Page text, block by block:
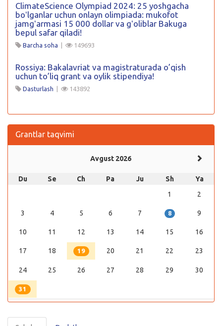
ClimateScience Olympiad 2024: 25 yoshgacha
boʻlganlar uchun onlayn olimpiada: mukofot
jamgʻarmasi 15 000 dollar va gʻoliblar Bakuga
bepul safar qiladi!
Barcha soha | 149693
Rossiya: Bakalavriat va magistraturada o’qish
uchun to’liq grant va oylik stipendiya!
Dasturlash | 143892
Grantlar taqvimi
Avgust 2026
Du Se Ch Pa Ju Sh
Ya
1
2
3 4 5 6 7 8 9
10 11 12 13 14 15 16
17 18 19 20 21 22 23
24 25 26 27 28 29 30
31